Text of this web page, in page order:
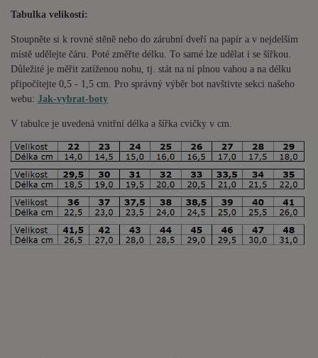
Tabulka velikostí:
Stoupněte si k rovné stěně nebo do zárubní dveří na papír a v nejdelším
místě udělejte čáru. Poté změřte délku. To samé lze udělat i se šířkou.
Důležité je měřit zatíženou nohu, tj. stát na ní plnou vahou a na délku
připočítejte 0,5 - 1,5 cm. Pro správný výběr bot navštivte sekci našeho
webu: Jak-vybrat-boty
V tabulce je uvedená vnitřní délka a šířka cvičky v cm.